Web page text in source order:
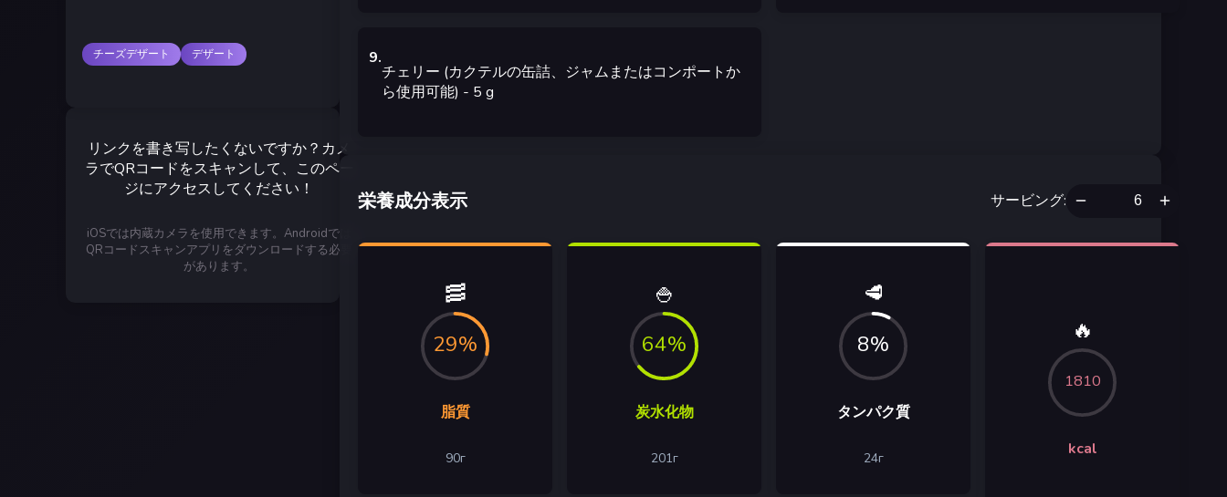
チーズデザート デザート
リンクを書き写したくないですか？カメ
ラでQRコードをスキャンして、このペー
ジにアクセスしてください！
iOSでは内蔵カメラを使用できます。Androidでは
QRコードスキャンアプリをダウンロードする必要
があります。
9.
チェリー (カクテルの缶詰、ジャムまたはコンポートか
ら使用可能) - 5 g
栄養成分表示 サービング:
🥓
29%
脂質
90г
🍚
64%
炭水化物
201г
🥩
8%
タンパク質
24г
🔥
1810
kcal